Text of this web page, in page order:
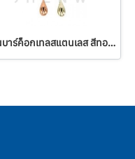
ช้อนบาร์ค็อกเทลสแตนเลส สีทอง-พิงค์โกลด์